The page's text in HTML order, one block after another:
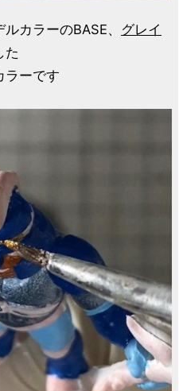
カラーのBASE、 グレイ
た
ラーです